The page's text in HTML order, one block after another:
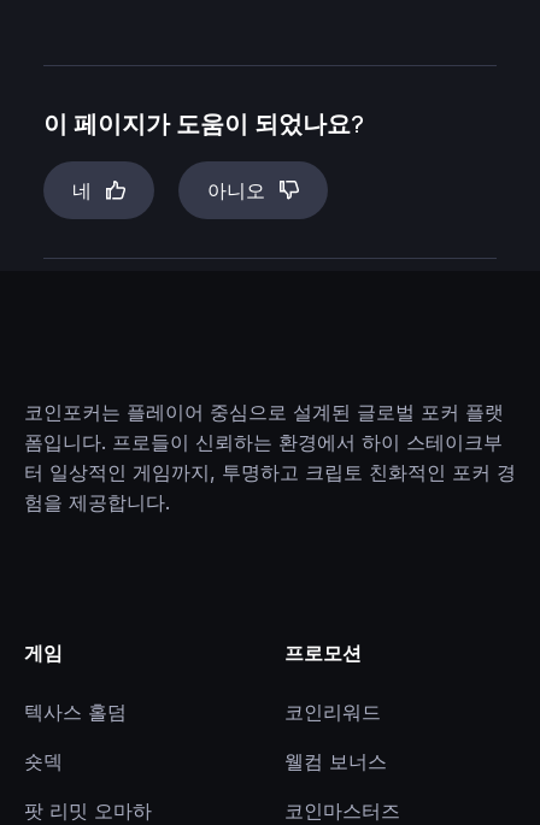
이 페이지가 도움이 되었나요?
네 아니오
코인포커는 플레이어 중심으로 설계된 글로벌 포커 플랫
폼입니다. 프로들이 신뢰하는 환경에서 하이 스테이크부
터 일상적인 게임까지, 투명하고 크립토 친화적인 포커 경
험을 제공합니다.
게임
텍사스 홀덤
숏덱
팟 리밋 오마하
프로모션
코인리워드
웰컴 보너스
코인마스터즈